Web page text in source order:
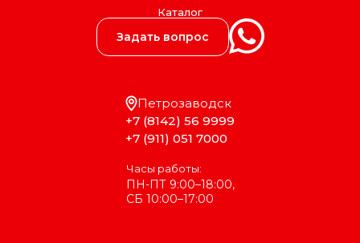
Каталог
Петрозаводск
+7 (8142) 56 9999
+7 (911) 051 7000
Часы работы:
ПН-ПТ 9:00–18:00,
СБ 10:00–17:00
Задать вопрос